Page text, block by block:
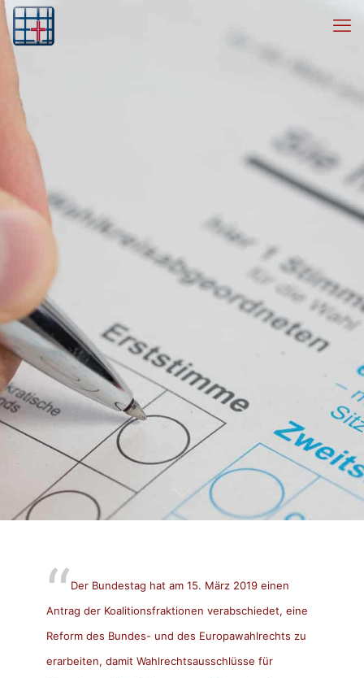
Der Bundestag hat am 15. März 2019 einen
Antrag der Koalitionsfraktionen verabschiedet, eine
Reform des Bundes- und des Europawahlrechts zu
erarbeiten, damit Wahlrechtsausschlüsse für